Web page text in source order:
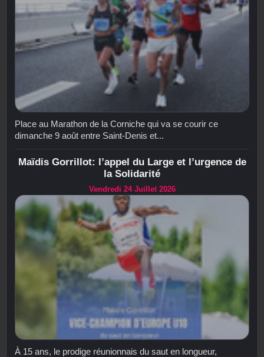
Place au Marathon de la Corniche qui va se courir ce
dimanche 9 août entre Saint-Denis et...
Maïdis Gorrillot: l’appel du Large et l’urgence de
la Solidarité
Vendredi 24 Juillet 2026
À 15 ans, le prodige réunionnais du saut en longueur,